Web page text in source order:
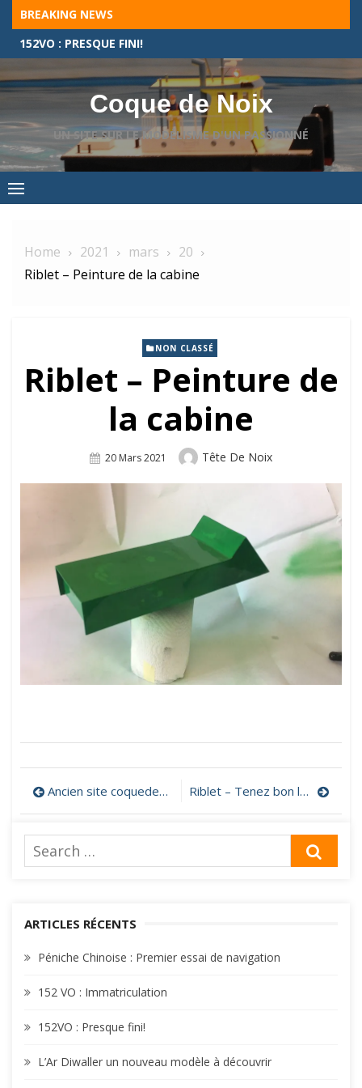
Skip
content
BREAKING NEWS
L’AR DIWALLER UN NOUVEAU MODÈLE À DÉCOUVRIR
Coque de Noix
UN SITE SUR LE MODÉLISME D'UN PASSIONNÉ
Home 2021 mars
20
Riblet – Peinture de la cabine
NON CLASSÉ
Riblet – Peinture de
la cabine
Posted
20 Mars 2021 Author
Tête De Noix
Navigation
de
l’article
Ancien site coquedenoix.fr Riblet – Tenez bon la barre!
Search
ARTICLES RÉCENTS
Péniche Chinoise : Premier essai de navigation
152 VO : Immatriculation
152VO : Presque fini!
L’Ar Diwaller un nouveau modèle à découvrir